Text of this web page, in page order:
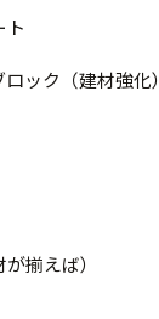
ト
ック（建材強化）
揃えば）